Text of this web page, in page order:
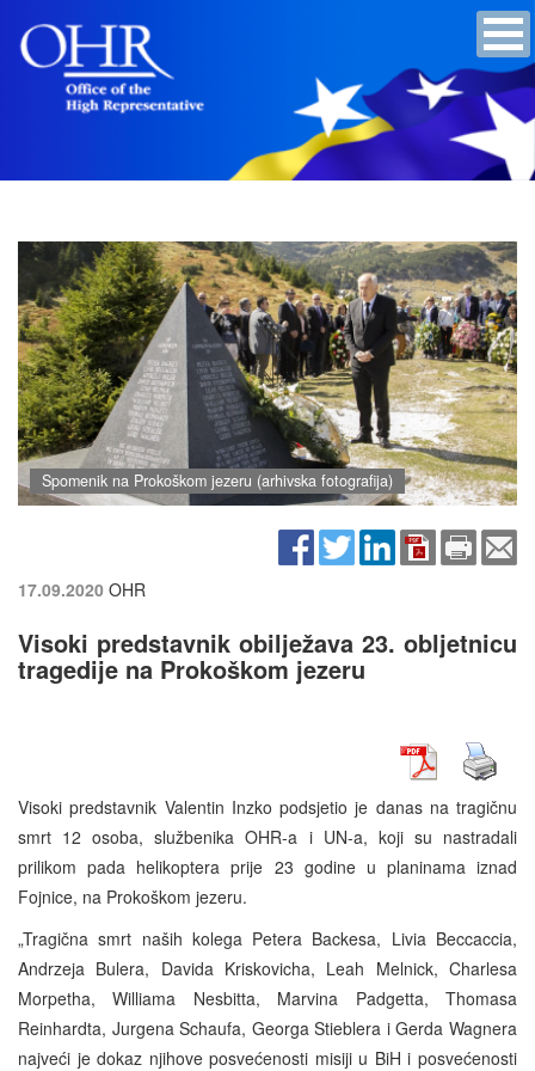
Spomenik na Prokoškom jezeru (arhivska fotografija)
17.09.2020 OHR
Visoki predstavnik obilježava 23. obljetnicu
tragedije na Prokoškom jezeru
Visoki predstavnik Valentin Inzko podsjetio je danas na tragičnu
smrt 12 osoba, službenika OHR-a i UN-a, koji su nastradali
prilikom pada helikoptera prije 23 godine u planinama iznad
Fojnice, na Prokoškom jezeru.
„Tragična smrt naših kolega Petera Backesa, Livia Beccaccia,
Andrzeja Bulera, Davida Kriskovicha, Leah Melnick, Charlesa
Morpetha, Williama Nesbitta, Marvina Padgetta, Thomasa
Reinhardta, Jurgena Schaufa, Georga Stieblera i Gerda Wagnera
najveći je dokaz njihove posvećenosti misiji u BiH i posvećenosti